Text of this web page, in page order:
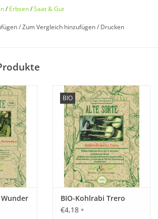
von Saat & Gut
seltene historische Erbsewieder, die
geraten ist!
(Kefe) ist seit 1935 bekannt. Die
Ursprungs.
undfrühreife Sorte.WeißblühendeErbse
undbreiten
Hülsen. In der Küchen zum
Dämpfen.
/ Erbsen/Saat & Gut
/Zum Vergleich hinzufügen/ Drucken
BIO
BIO-Kohlrabi Trero
€4,18 *